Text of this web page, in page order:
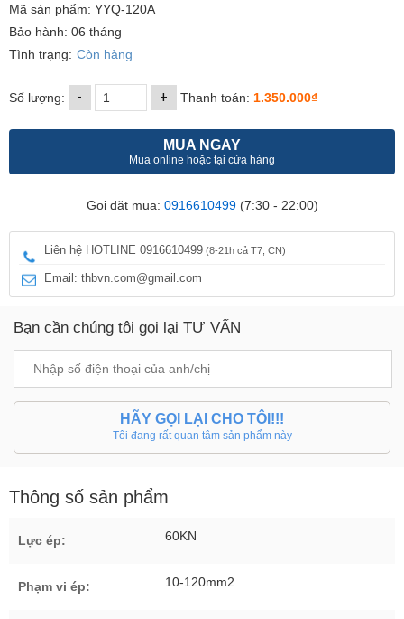
Mã sản phẩm: YYQ-120A
Bảo hành: 06 tháng
Tình trạng: Còn hàng
Số lượng: - + Thanh toán: 1.350.000₫
MUA NGAY
Mua online hoặc tại cửa hàng
Gọi đặt mua: 0916610499(7:30 - 22:00)
Liên hệ HOTLINE 0916610499 (8-21h cả T7, CN)
Email: thbvn.com@gmail.com
Bạn cần chúng tôi gọi lại TƯ VẤN
HÃY GỌI LẠI CHO TÔI!!!
Tôi đang rất quan tâm sản phẩm này
Thông số sản phẩm
Lực ép: 60KN
Phạm vi ép: 10-120mm2